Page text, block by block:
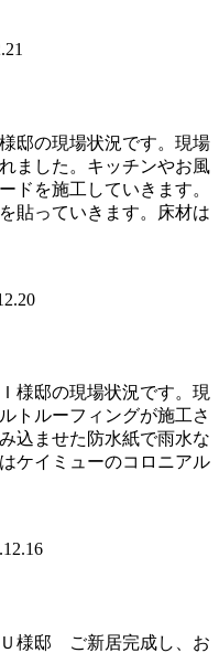
邸の現場状況です。現場
ました。キッチンやお風
ドを施工していきます。
貼っていきます。床材は
様邸の現場状況です。現
トルーフィングが施工さ
込ませた防水紙で雨水な
ケイミューのコロニアル
様邸 ご新居完成し、お